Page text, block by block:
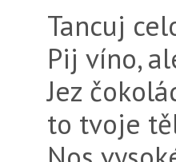
Tancuj
Pij víno,
Jez
to tvoje